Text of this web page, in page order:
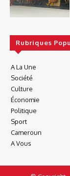
Rubriques
A La Une
Société
Culture
Économie
Politique
Sport
Cameroun
A Vous